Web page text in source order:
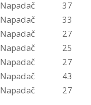
Napadač
37
Napadač
33
Napadač
27
Napadač
25
Napadač
27
Napadač
43
Napadač 27